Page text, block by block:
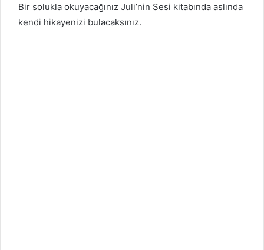
Bir solukla okuyacağınız Juli’nin Sesi kitabında aslında
kendi hikayenizi bulacaksınız.